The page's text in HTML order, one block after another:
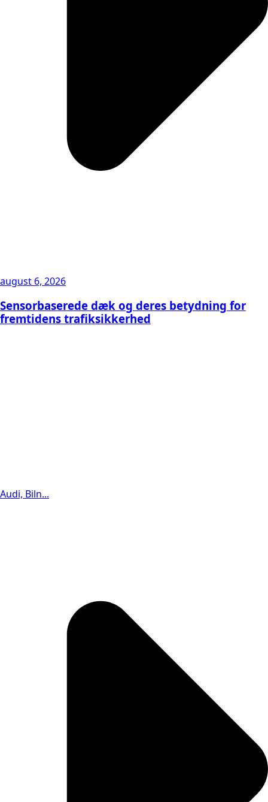
august 6, 2026
Sensorbaserede dæk og deres betydning for
fremtidens trafiksikkerhed
Audi, Biln...